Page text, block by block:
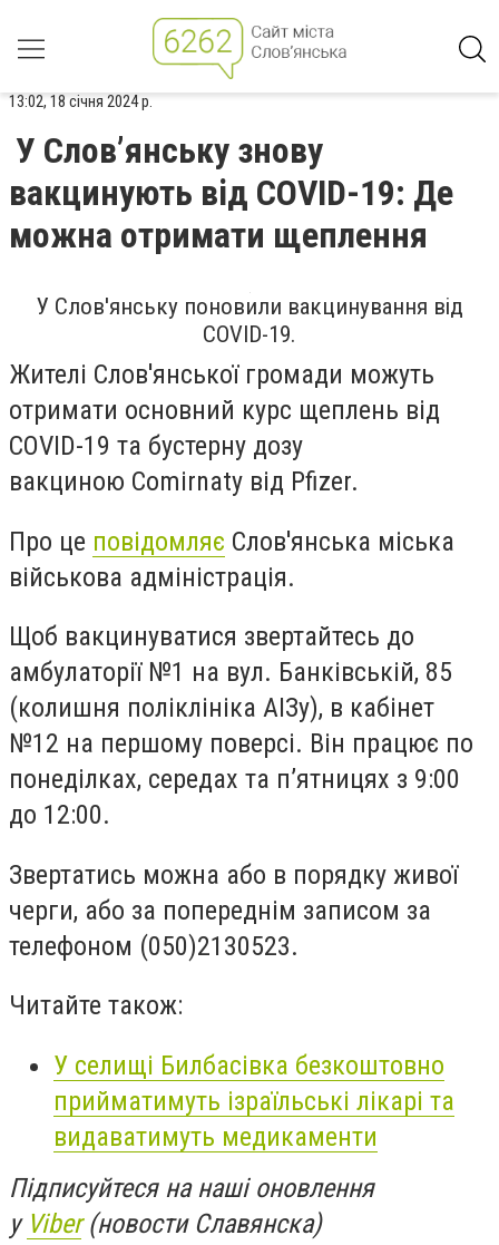
13:02, 18 січня 2024 р.
У Слов’янську знову
вакцинують від COVID-19: Де
можна отримати щеплення
У Слов'янську поновили вакцинування від
COVID-19.
Жителі Слов'янської громади можуть
отримати основний курс щеплень від
COVID-19 та бустерну дозу
вакциною Comirnaty від Pfizer.
Про це повідомляє Слов'янська міська
військова адміністрація.
Щоб вакцинуватися звертайтесь до
амбулаторії №1 на вул. Банківській, 85
(колишня поліклініка АІЗу), в кабінет
№12 на першому поверсі. Він працює по
понеділках, середах та п’ятницях з 9:00
до 12:00.
Звертатись можна або в порядку живої
черги, або за попереднім записом за
телефоном (050)2130523.
Читайте також:
У селищі Билбасівка безкоштовно
прийматимуть ізраїльські лікарі та
видаватимуть медикаменти
Підписуйтеся на наші оновлення
у Viber(новости Славянска)